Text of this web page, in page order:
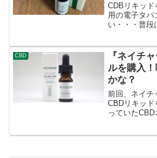
CDBリキッ
用の電子タバ
い・・・普段
す仕組み。
ドで推奨さ
CBD
『ネイチ
ルを購入
かな？
前回、ネイチ
CBDリキッド
っていた